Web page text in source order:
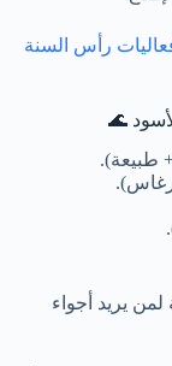
رأس السنة
طبيعة).
يريد أجواء